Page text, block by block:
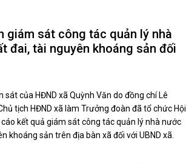
giám sát công tác quản lý nhà
đai, tài nguyên khoáng sản đối
của HĐND xã Quỳnh Văn do đồng chí Lê
tịch HĐND xã làm Trưởng đoàn đã tổ chức Hội
kết quả giám sát công tác quản lý nhà nước
khoáng sản trên địa bàn xã đối với UBND xã.